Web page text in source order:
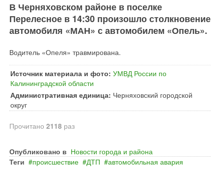
В Черняховском районе в поселке
Перелесное в 14:30 произошло столкновение
автомобиля «МАН» с автомобилем «Опель».
Водитель «Опеля» травмирована.
Источник материала и фото: УМВД России по
Калининградской области
Административная единица: Черняховский городской
округ
Прочитано 2118 раз
Опубликовано в Новости города и района
Теги
происшествие ДТП
автомобильная авария